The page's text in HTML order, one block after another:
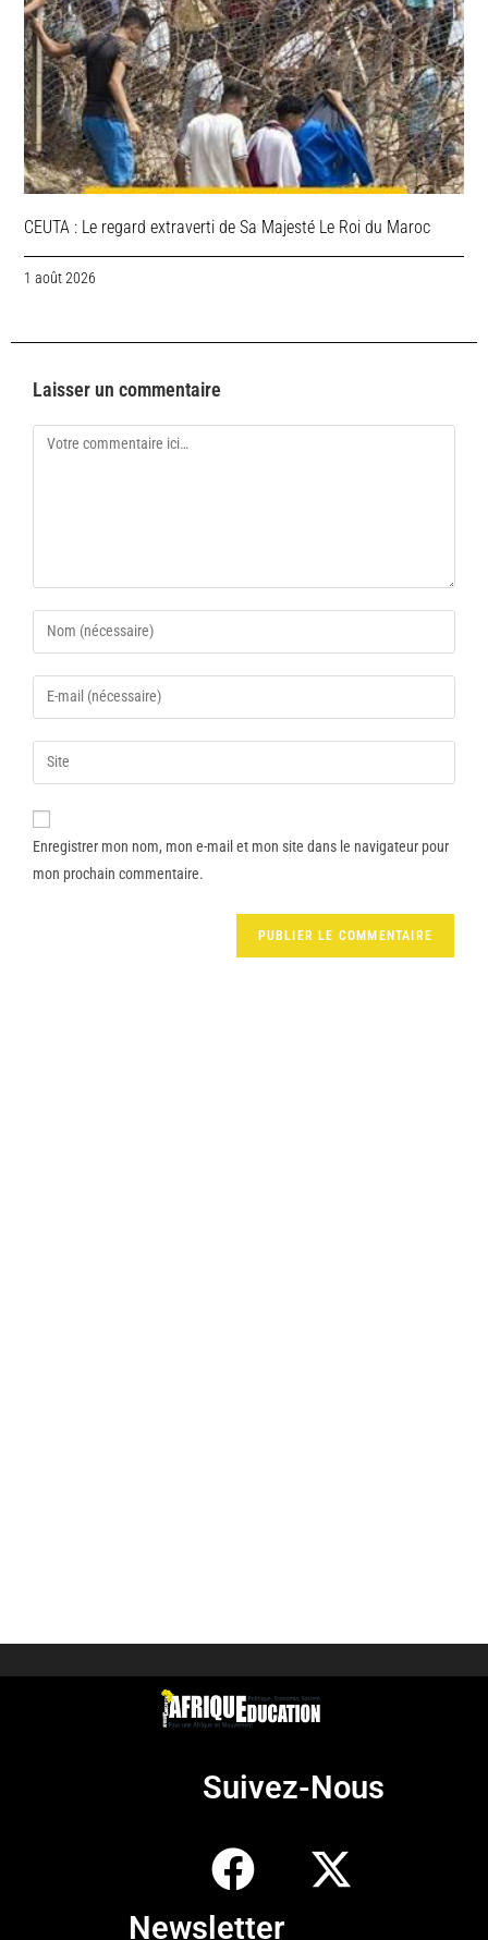
CEUTA : Le regard extraverti de Sa Majesté Le Roi du Maroc
1 août 2026
Laisser un commentaire
Enregistrer mon nom, mon e-mail et mon site dans le navigateur pour
mon prochain commentaire.
Suivez-Nous
Newsletter